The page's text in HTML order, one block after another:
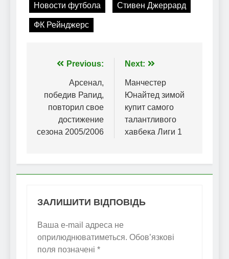
Новости футбола Стивен Джеррард
ФК Рейнджерс
Навігація
записів
Previous:
Арсенал,
победив Рапид,
повторил свое
достижение
сезона 2005/2006
Next:
Манчестер
Юнайтед зимой
купит самого
талантливого
хавбека Лиги 1
ЗАЛИШИТИ ВІДПОВІДЬ
Ваша e-mail адреса не
оприлюднюватиметься. Обов’язкові
поля позначені *